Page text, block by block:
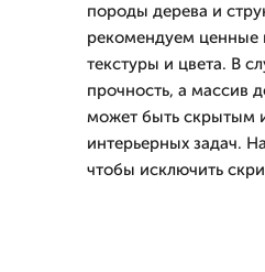
породы дерева и
рекомендуем ценные
текстуры и цвета. В
прочность, а массив
может быть скрытым
интерьерных задач.
чтобы исключить